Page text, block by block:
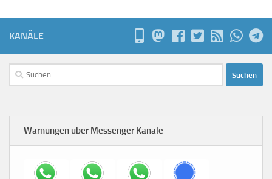
KANÄLE
Suchen
nach:
Warnungen über Messenger Kanäle